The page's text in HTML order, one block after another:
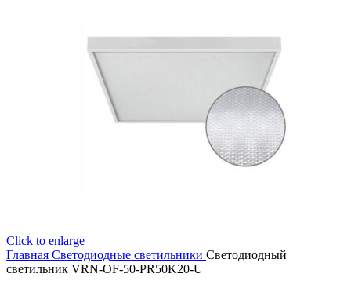
Click to enlarge
Главная Светодиодные светильники Светодиодный
светильник VRN-OF-50-PR50K20-U